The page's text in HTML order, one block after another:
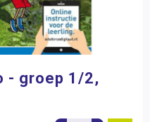
- groep 1/2,